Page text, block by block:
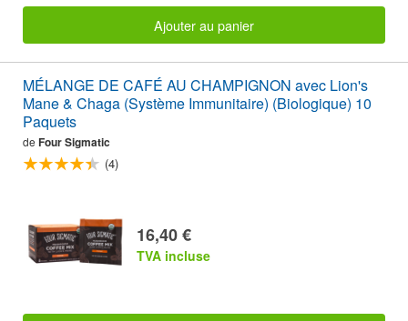
Ajouter au panier
MÉLANGE DE CAFÉ AU CHAMPIGNON avec Lion's
Mane & Chaga (Système Immunitaire) (Biologique) 10
Paquets
de Four Sigmatic
(4)
16,40 €
TVA incluse